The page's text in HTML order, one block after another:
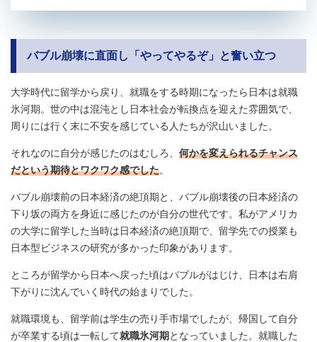
バブル崩壊に直面し「やってやるぞ」と奮い立つ
大学時代に留学から戻り、就職をする時期になったら日本は就職
氷河期。世の中は混沌とし日本社会が転換点を迎えた雰囲気で、
周りには行く末に不安を感じている人たちが沢山いました。
それなのに自分が感じたのはむしろ、 何かを変えられるチャンス
だという期待とワクワク感でした。
バブル崩壊前の日本経済の絶頂期と、バブル崩壊後の日本経済の
下り坂の両方を身近に感じたのが自分の世代です。私がアメリカ
の大学に留学した当時は日本経済の絶頂期で、留学先での授業も
日本型ビジネスの研究が多かった印象があります。
ところが留学から日本へ戻った頃はバブルがはじけ、日本は右肩
下がりに沈んでいく時代の始まりでした。
就職環境も、留学前は学生の売り手市場でしたが、帰国して自分
が卒業する頃は一転して就職氷河期 となっていました。就職した